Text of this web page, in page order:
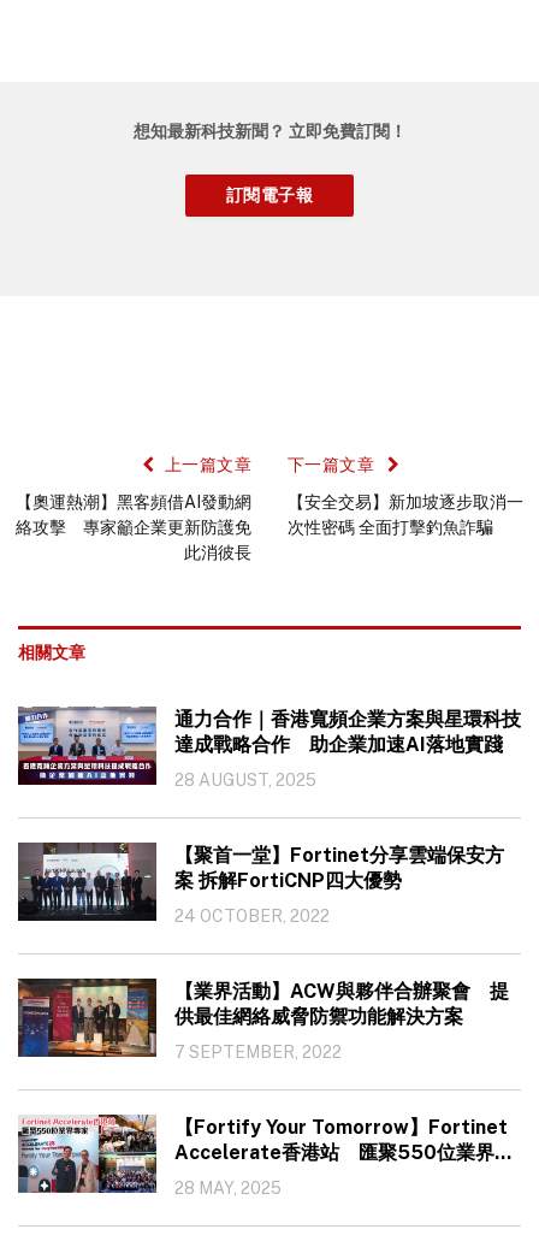
想知最新科技新聞？ 立即免費訂閱！
上一篇文章
【奧運熱潮】黑客頻借AI發動網
絡攻擊 專家籲企業更新防護免
此消彼長
下一篇文章
【安全交易】新加坡逐步取消一
次性密碼 全面打擊釣魚詐騙
相關文章
通力合作｜香港寬頻企業方案與星環科技
達成戰略合作 助企業加速AI落地實踐
28 AUGUST, 2025
【聚首一堂】Fortinet分享雲端保安方
案 拆解FortiCNP四大優勢
24 OCTOBER, 2022
【業界活動】ACW與夥伴合辦聚會 提
供最佳網絡威脅防禦功能解決方案
7 SEPTEMBER, 2022
【Fortify Your Tomorrow】Fortinet
Accelerate香港站 匯聚550位業界專
家
28 MAY, 2025